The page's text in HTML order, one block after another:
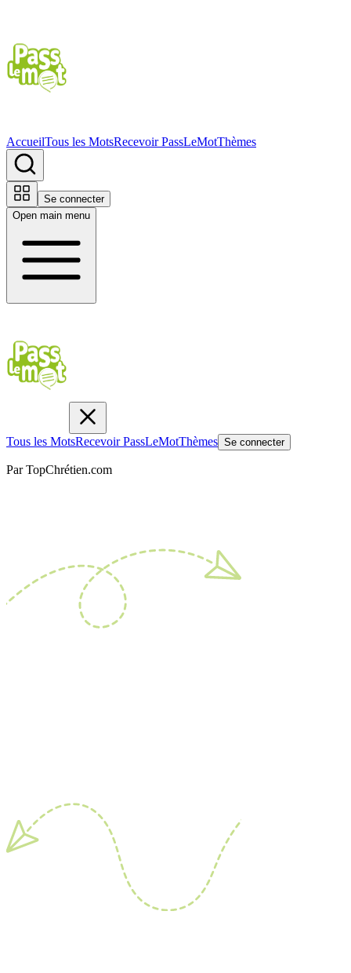
AccueilTous les MotsRecevoir PassLeMotThèmes
Se connecter
Open main menu
Tous les MotsRecevoir PassLeMotThèmes Se connecter
Par TopChrétien.com